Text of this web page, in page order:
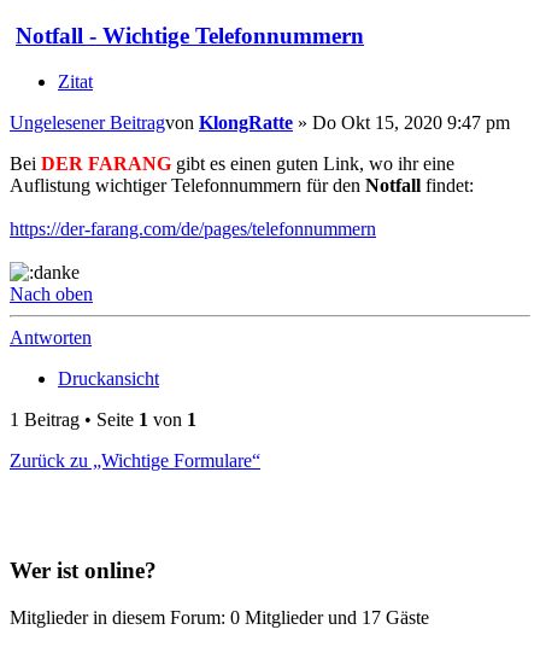
Notfall - Wichtige Telefonnummern
Zitat
Ungelesener Beitragvon KlongRatte » Do Okt 15, 2020 9:47 pm
Bei DER FARANG gibt es einen guten Link, wo ihr eine
Auflistung wichtiger Telefonnummern für den Notfall findet:
https://der-farang.com/de/pages/telefonnummern
Nach oben
Antworten
Druckansicht
1 Beitrag • Seite 1 von 1
Zurück zu „Wichtige Formulare“
Wer ist online?
Mitglieder in diesem Forum: 0 Mitglieder und 17 Gäste